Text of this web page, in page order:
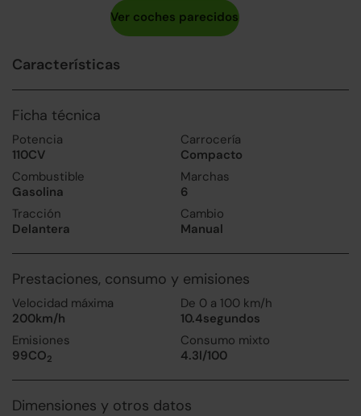
Características
Ficha técnica
Potencia
110CV
Carrocería
Compacto
Combustible
Gasolina
Marchas
6
Tracción
Delantera
Cambio
Manual
Prestaciones, consumo y emisiones
Velocidad máxima
200km/h
De 0 a 100 km/h
10.4segundos
Emisiones
99CO2
Consumo mixto
4.3l/100
Dimensiones y otros datos